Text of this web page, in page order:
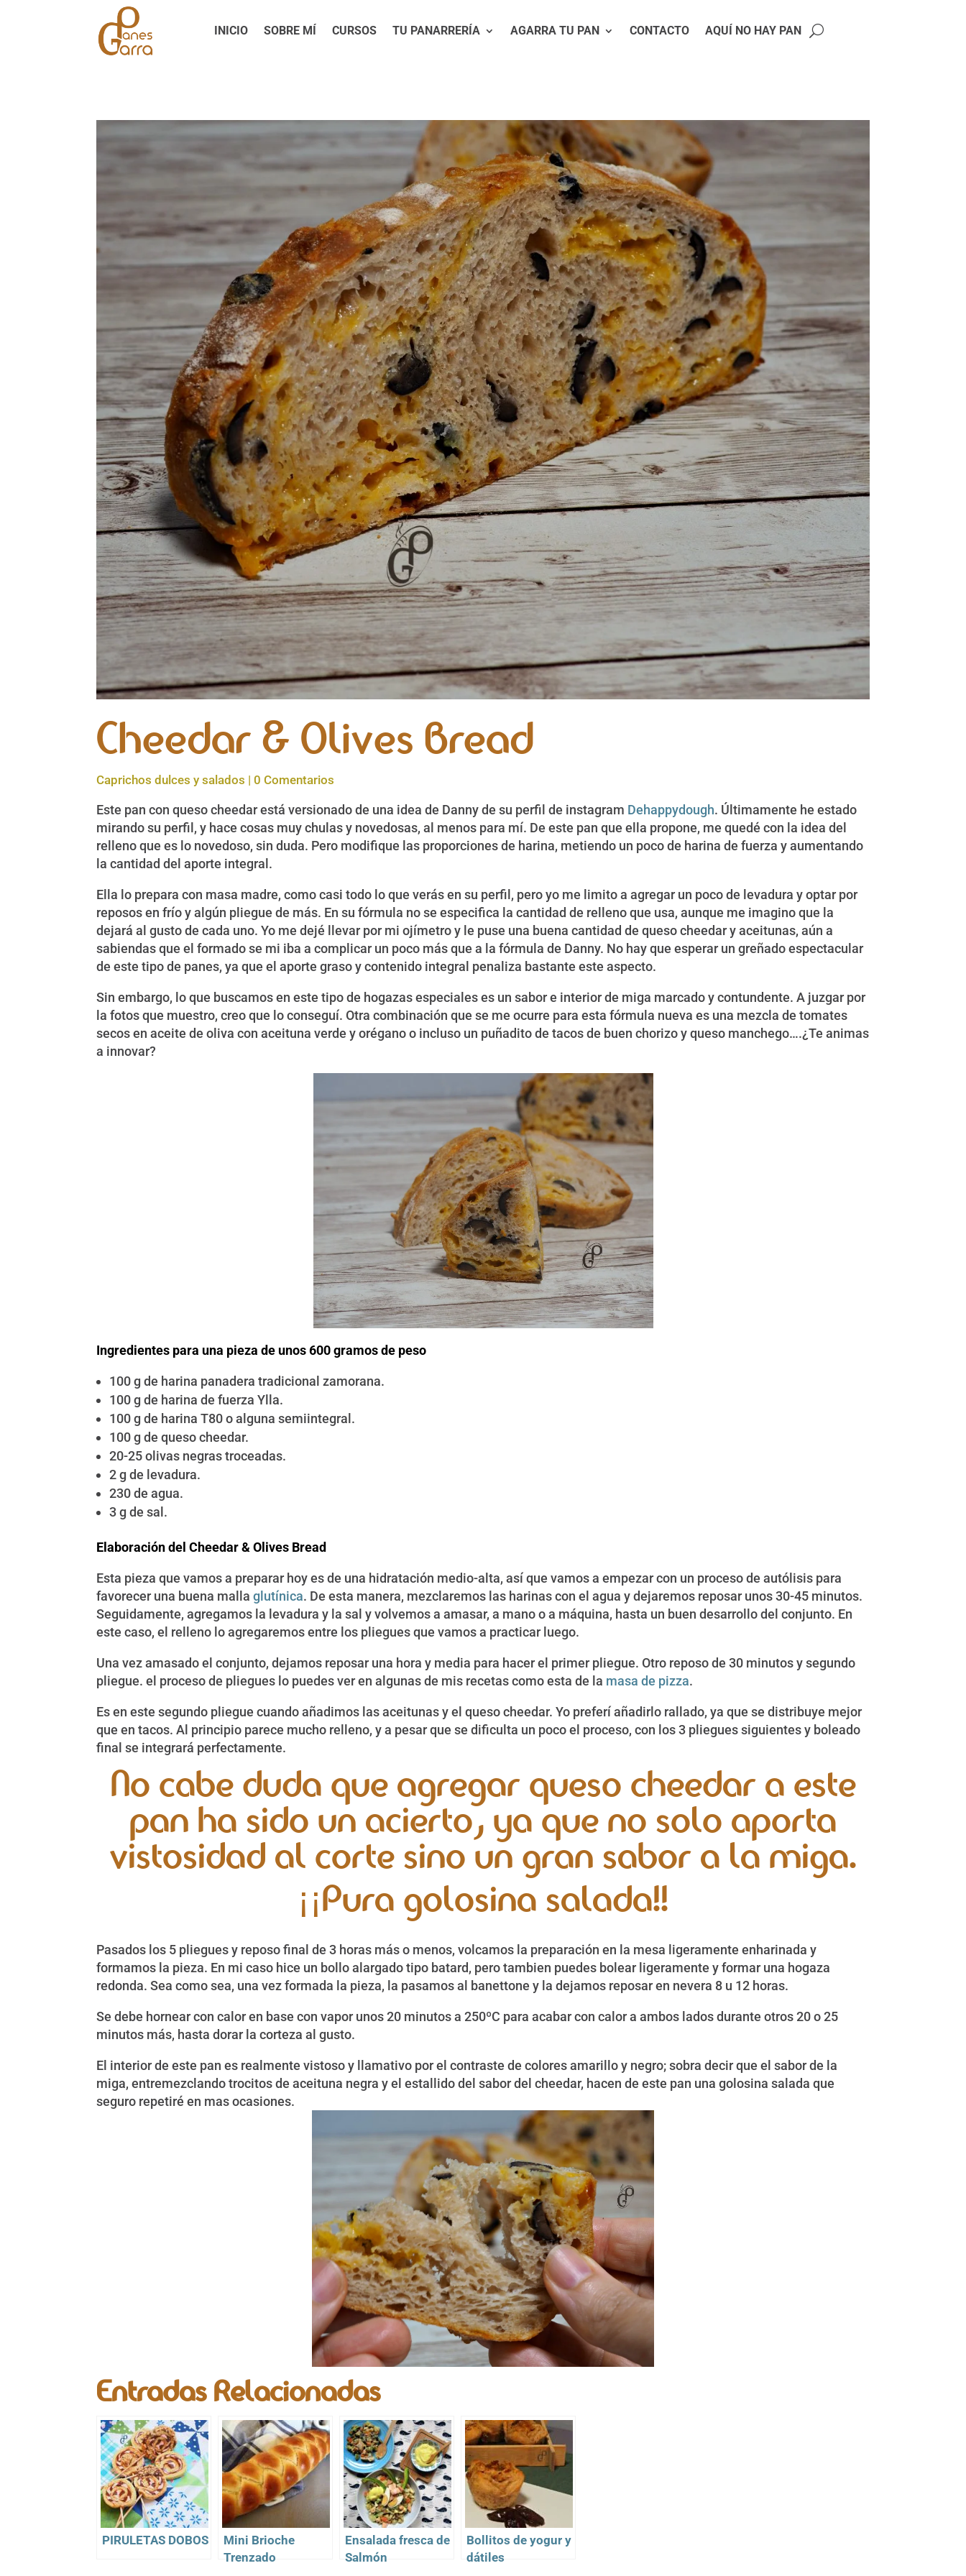
INICIO SOBRE MÍ CURSOS TU PANARRERÍA AGARRA TU PAN CONTACTO AQUÍ NO HAY PAN
Cheedar & Olives Bread
Caprichos dulces y salados |0 Comentarios
Este pan con queso cheedar está versionado de una idea de Danny de su perfil de instagram Dehappydough. Últimamente he estado
mirando su perfil, y hace cosas muy chulas y novedosas, al menos para mí. De este pan que ella propone, me quedé con la idea del
relleno que es lo novedoso, sin duda. Pero modifique las proporciones de harina, metiendo un poco de harina de fuerza y aumentando
la cantidad del aporte integral.
Ella lo prepara con masa madre, como casi todo lo que verás en su perfil, pero yo me limito a agregar un poco de levadura y optar por
reposos en frío y algún pliegue de más. En su fórmula no se especifica la cantidad de relleno que usa, aunque me imagino que la
dejará al gusto de cada uno. Yo me dejé llevar por mi ojímetro y le puse una buena cantidad de queso cheedar y aceitunas, aún a
sabiendas que el formado se mi iba a complicar un poco más que a la fórmula de Danny. No hay que esperar un greñado espectacular
de este tipo de panes, ya que el aporte graso y contenido integral penaliza bastante este aspecto.
Sin embargo, lo que buscamos en este tipo de hogazas especiales es un sabor e interior de miga marcado y contundente. A juzgar por
la fotos que muestro, creo que lo conseguí. Otra combinación que se me ocurre para esta fórmula nueva es una mezcla de tomates
secos en aceite de oliva con aceituna verde y orégano o incluso un puñadito de tacos de buen chorizo y queso manchego….¿Te animas
a innovar?
Ingredientes para una pieza de unos 600 gramos de peso
100 g de harina panadera tradicional zamorana.
100 g de harina de fuerza Ylla.
100 g de harina T80 o alguna semiintegral.
100 g de queso cheedar.
20-25 olivas negras troceadas.
2 g de levadura.
230 de agua.
3 g de sal.
Elaboración del Cheedar & Olives Bread
Esta pieza que vamos a preparar hoy es de una hidratación medio-alta, así que vamos a empezar con un proceso de autólisis para
favorecer una buena mallaglutínica. De esta manera, mezclaremos las harinas con el agua y dejaremos reposar unos 30-45 minutos.
Seguidamente, agregamos la levadura y la sal y volvemos a amasar, a mano o a máquina, hasta un buen desarrollo del conjunto. En
este caso, el relleno lo agregaremos entre los pliegues que vamos a practicar luego.
Una vez amasado el conjunto, dejamos reposar una hora y media para hacer el primer pliegue. Otro reposo de 30 minutos y segundo
pliegue. el proceso de pliegues lo puedes ver en algunas de mis recetas como esta de la masa de pizza.
Es en este segundo pliegue cuando añadimos las aceitunas y el queso cheedar. Yo preferí añadirlo rallado, ya que se distribuye mejor
que en tacos. Al principio parece mucho relleno, y a pesar que se dificulta un poco el proceso, con los 3 pliegues siguientes y boleado
final se integrará perfectamente.
No cabe duda que agregar queso cheedar a este
pan ha sido un acierto, ya que no solo aporta
vistosidad al corte sino un gran sabor a la miga.
¡¡Pura golosina salada!!
Pasados los 5 pliegues y reposo final de 3 horas más o menos, volcamos la preparación en la mesa ligeramente enharinada y
formamos la pieza. En mi caso hice un bollo alargado tipo batard, pero tambien puedes bolear ligeramente y formar una hogaza
redonda. Sea como sea, una vez formada la pieza, la pasamos al banettone y la dejamos reposar en nevera 8 u 12 horas.
Se debe hornear con calor en base con vapor unos 20 minutos a 250ºC para acabar con calor a ambos lados durante otros 20 o 25
minutos más, hasta dorar la corteza al gusto.
El interior de este pan es realmente vistoso y llamativo por el contraste de colores amarillo y negro; sobra decir que el sabor de la
miga, entremezclando trocitos de aceituna negra y el estallido del sabor del cheedar, hacen de este pan una golosina salada que
seguro repetiré en mas ocasiones.
Entradas Relacionadas
PIRULETAS DOBOS
Mini Brioche
Trenzado
Ensalada fresca de
Salmón
Bollitos de yogur y
dátiles